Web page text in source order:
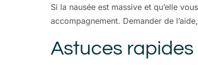
Si la nausée est massive et qu’elle
accompagnement. Demander de
Astuces